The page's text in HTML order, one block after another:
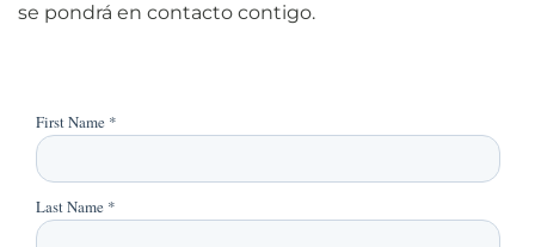
se pondrá en contacto contigo.